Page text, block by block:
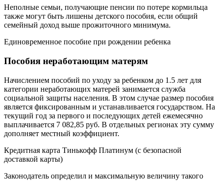
Неполные семьи, получающие пенсии по потере кормильца
также могут быть лишены детского пособия, если общий
семейный доход выше прожиточного минимума.
Единовременное пособие при рождении ребенка
Пособия неработающим матерям
Начислением пособий по уходу за ребенком до 1.5 лет для
категории неработающих матерей занимается служба
социальной защиты населения. В этом случае размер пособия
является фиксированным и устанавливается государством. На
текущий год за первого и последующих детей ежемесячно
выплачивается 7 082,85 руб. В отдельных регионах эту сумму
дополняет местный коэффициент.
Кредитная карта Тинькофф Платинум (с безопасной
доставкой карты)
Законодатель определил и максимальную величину такого